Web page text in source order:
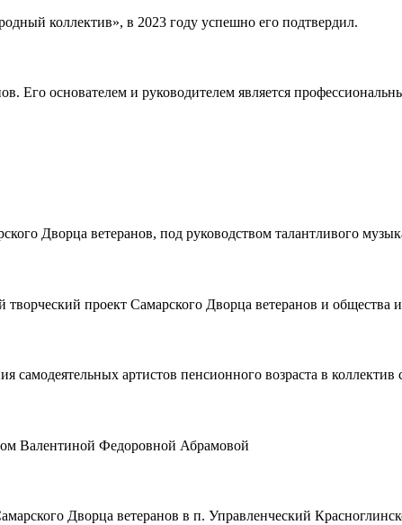
коллектив», в 2023 году успешно его подтвердил.
Его основателем и руководителем является
Дворца ветеранов, под руководством талантливого
проект Самарского Дворца ветеранов и общества
артистов пенсионного возраста в
Валентиной Федоровной Абрамовой
Дворца ветеранов в п. Управленческий